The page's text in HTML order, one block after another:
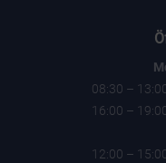
08:30 –
16:00 –
12:00 –